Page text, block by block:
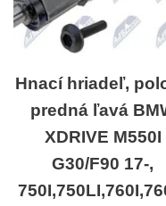
Hnací hriadeľ,
predná ľavá
XDRIVE M550I
G30/F90 17-,